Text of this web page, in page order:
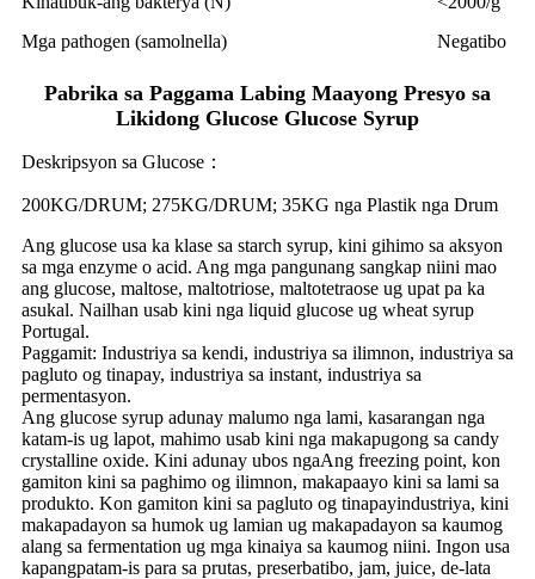
Mga pathogen (samolnella)
Negatibo
Pabrika sa Paggama Labing Maayong Presyo sa
Likidong Glucose Glucose Syrup
Deskripsyon sa Glucose：
200KG/DRUM; 275KG/DRUM; 35KG nga Plastik nga Drum
Ang glucose usa ka klase sa starch syrup, kini gihimo sa aksyon
sa mga enzyme o acid. Ang mga pangunang sangkap niini mao
ang glucose, maltose, maltotriose, maltotetraose ug upat pa ka
asukal. Nailhan usab kini nga liquid glucose ug wheat syrup
Portugal.
Paggamit: Industriya sa kendi, industriya sa ilimnon, industriya sa
pagluto og tinapay, industriya sa instant, industriya sa
permentasyon.
Ang glucose syrup adunay malumo nga lami, kasarangan nga
katam-is ug lapot, mahimo usab kini nga makapugong sa candy
crystalline oxide. Kini adunay ubos ngaAng freezing point, kon
gamiton kini sa paghimo og ilimnon, makapaayo kini sa lami sa
produkto. Kon gamiton kini sa pagluto og tinapayindustriya, kini
makapadayon sa humok ug lamian ug makapadayon sa kaumog
alang sa fermentation ug mga kinaiya sa kaumog niini. Ingon usa
kapangpatam-is para sa prutas, preserbatibo, jam, juice, de-lata